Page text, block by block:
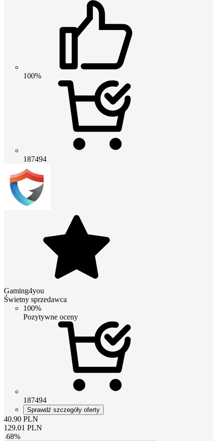
100%
187494
Gaming4you
Świetny sprzedawca
100%
Pozytywne oceny
187494
Sprawdź szczegóły oferty
40.90 PLN
129.01 PLN
-68%